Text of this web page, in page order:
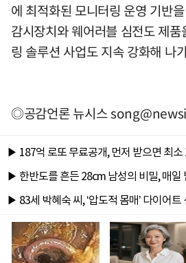
에 최적화된 모니터링 운영 기반
감시장치와 웨어러블 심전도 제
링 솔루션 사업도 지속 강화해 나
◎공감언론 뉴시스